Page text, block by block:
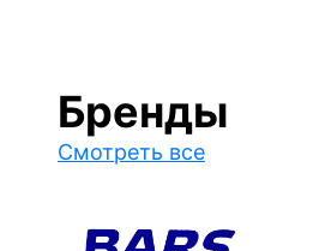
Бренды
Смотреть все